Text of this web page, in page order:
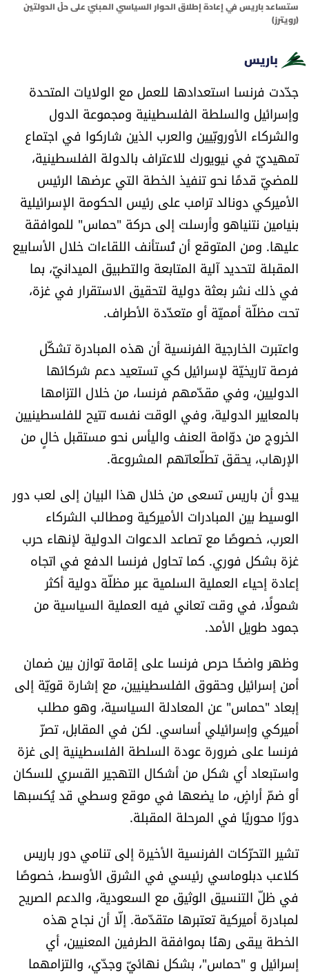
كتّابنا
تحت المجهر
آراء
اقتصاد
العالم
الصحافة الإسرائيلية
ثقافة وفنون
فصل من كتاب
كاميرا
سجالات
صحّة وصحن
الرياضة
منوّعات
حظّك اليوم
للتاريخ
فيديو
من نحن
للتواصل معنا
شروط الاستخدام
شروط الإشتراك
ستساعد باريس في إعادة إطلاق الحوار السياسي المبنيّ على حلّ الدولتين
(رويترز)
باريس
جدّدت فرنسا استعدادها للعمل مع الولايات المتحدة
وإسرائيل والسلطة الفلسطينية ومجموعة الدول
والشركاء الأوروبّيين والعرب الذين شاركوا في اجتماع
تمهيديّ في نيويورك للاعتراف بالدولة الفلسطينية،
للمضيّ قدمًا نحو تنفيذ الخطة التي عرضها الرئيس
الأميركي دونالد ترامب على رئيس الحكومة الإسرائيلية
بنيامين نتنياهو وأرسلت إلى حركة "حماس" للموافقة
عليها. ومن المتوقع أن تُستأنف اللقاءات خلال الأسابيع
المقبلة لتحديد آلية المتابعة والتطبيق الميدانيّ، بما
في ذلك نشر بعثة دولية لتحقيق الاستقرار في غزة،
تحت مظلّة أمميّة أو متعدّدة الأطراف.
واعتبرت الخارجية الفرنسية أن هذه المبادرة تشكّل
فرصة تاريخيّة لإسرائيل كي تستعيد دعم شركائها
الدوليين، وفي مقدّمهم فرنسا، من خلال التزامها
بالمعايير الدولية، وفي الوقت نفسه تتيح للفلسطينيين
الخروج من دوّامة العنف واليأس نحو مستقبل خالٍ من
الإرهاب، يحقق تطلّعاتهم المشروعة.
يبدو أن باريس تسعى من خلال هذا البيان إلى لعب دور
الوسيط بين المبادرات الأميركية ومطالب الشركاء
العرب، خصوصًا مع تصاعد الدعوات الدولية لإنهاء حرب
غزة بشكل فوري. كما تحاول فرنسا الدفع في اتجاه
إعادة إحياء العملية السلمية عبر مظلّة دولية أكثر
شمولًا، في وقت تعاني فيه العملية السياسية من
جمود طويل الأمد.
وظهر واضحًا حرص فرنسا على إقامة توازن بين ضمان
أمن إسرائيل وحقوق الفلسطينيين، مع إشارة قويّة إلى
إبعاد "حماس" عن المعادلة السياسية، وهو مطلب
أميركي وإسرائيلي أساسي. لكن في المقابل، تصرّ
فرنسا على ضرورة عودة السلطة الفلسطينية إلى غزة
واستبعاد أي شكل من أشكال التهجير القسري للسكان
أو ضمّ أراضٍ، ما يضعها في موقع وسطي قد يُكسبها
دورًا محوريًا في المرحلة المقبلة.
تشير التحرّكات الفرنسية الأخيرة إلى تنامي دور باريس
كلاعب دبلوماسي رئيسي في الشرق الأوسط، خصوصًا
في ظلّ التنسيق الوثيق مع السعودية، والدعم الصريح
لمبادرة أميركية تعتبرها متقدّمة. إلّا أن نجاح هذه
الخطة يبقى رهنًا بموافقة الطرفين المعنيين، أي
إسرائيل و "حماس"، بشكل نهائيّ وجدّي، والتزامهما